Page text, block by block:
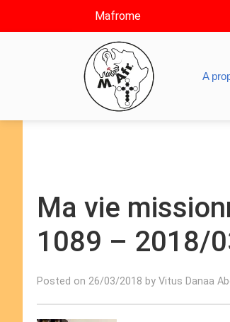
Mafrome
A
Ma vie
1089 – 2018/
Posted on 26/03/2018 by Vitus Danaa